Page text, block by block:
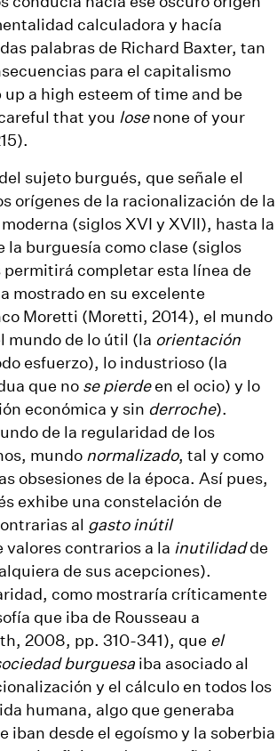
calculadora y hacía
palabras de Richard Baxter, tan
para el capitalismo
a high esteem of time and be
that you losenone of your
sujeto burgués, que señale el
orígenes de la racionalización de la
(siglos XVI y XVII), hasta la
la burguesía como clase (siglos
permitirá completar esta línea de
mostrado en su excelente
Moretti (Moretti, 2014), el mundo
mundo de lo útil (la orientación
esfuerzo), lo industrioso (la
que no se pierdeen el ocio) y lo
económica y sin derroche).
de la regularidad de los
mundo normalizado, tal y como
obsesiones de la época. Así pues,
exhibe una constelación de
al gasto inútil
contrarios a la inutilidadde
de sus acepciones).
como mostraría críticamente
que iba de Rousseau a
2008, pp. 310-341), que el
burguesa iba asociado al
y el cálculo en todos los
humana, algo que generaba
iban desde el egoísmo y la soberbia